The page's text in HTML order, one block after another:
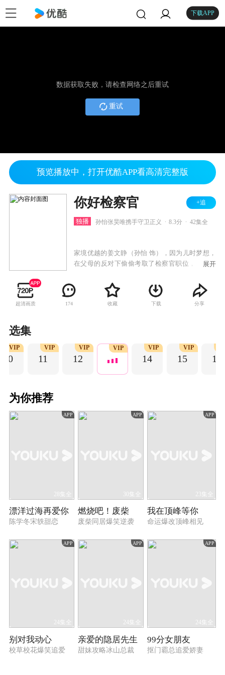
下载APP
数据获取失败，请检查网络之后重试
重试
预览播放中，打开优酷APP看高清完整版
你好检察官 +追
独播 孙怡张昊唯携手守卫正义 8.3分 42集全
家境优越的姜文静（孙怡 饰），因为儿时梦想，
在父母的反对下偷偷考取了检察官职位，紧张的
格格不入。职场上的犯错，生活上的不接地气，
让这位大小姐一度陷入低谷，质疑梦想的真谛。
直到律师任天宇（张昊唯 饰）如欢喜冤家一般出
官，而任天宇身上的秘密也渐渐浮现。
展开
超清画质 174 收藏 下载 分享
选集
10
VIP
11
VIP
12
VIP VIP
14
VIP
15
VIP
16
为你推荐
APP
28集全
漂洋过海再爱你
陈学冬宋轶甜恋
APP
30集全
燃烧吧！废柴
废柴同居爆笑逆袭
APP
23集全
我在顶峰等你
命运爆改顶峰相见
APP
24集全
别对我动心
校草校花爆笑追爱
APP
24集全
亲爱的隐居先生
甜妹攻略冰山总裁
APP
24集全
99分女朋友
抠门霸总追爱娇妻